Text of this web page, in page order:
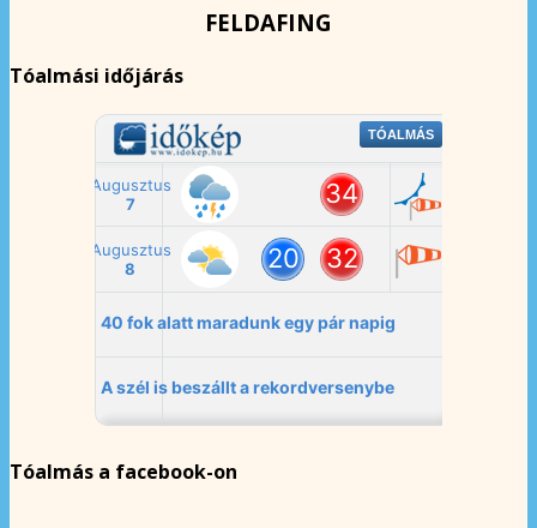
FELDAFING
Tóalmási időjárás
Tóalmás a facebook-on